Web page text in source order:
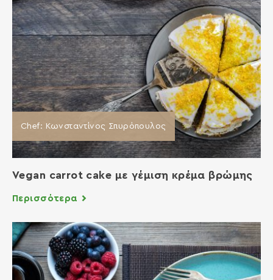
Chef: Κωνσταντίνος Σπυρόπουλος
Vegan carrot cake με γέμιση κρέμα βρώμης
Περισσότερα